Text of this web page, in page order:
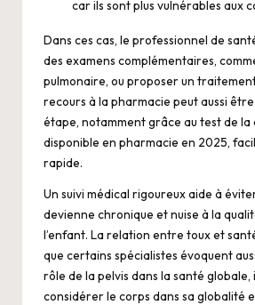
car ils sont plus vulnérables aux
Dans ces cas, le professionnel de
des examens complémentaires,
pulmonaire, ou proposer un
recours à la pharmacie peut aussi
étape, notamment grâce au test de la
disponible en pharmacie en 2025,
rapide.
Un suivi médical rigoureux aide à
devienne chronique et nuise à la
l’enfant. La relation entre toux et
que certains spécialistes évoquent
rôle de la pelvis dans la santé globale,
considérer le corps dans sa globalité